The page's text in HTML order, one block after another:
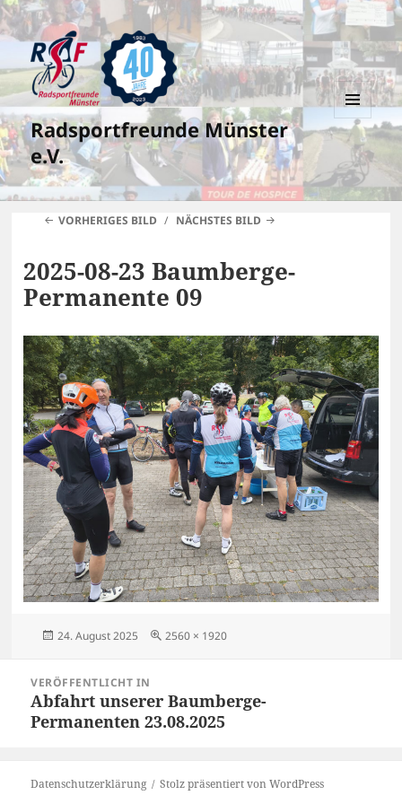
Radsportfreunde Münster
e.V.
MENÜ
UND
WIDGETS
VORHERIGES BILD NÄCHSTES BILD
2025-08-23 Baumberge-
Permanente 09
Veröffentlicht
24. August 2025 Originalgröße
2560 × 1920
VERÖFFENTLICHT IN
Abfahrt unserer Baumberge-
Permanenten 23.08.2025
Datenschutzerklärung Stolz präsentiert von WordPress